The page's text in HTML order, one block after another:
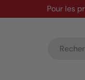
Pour les